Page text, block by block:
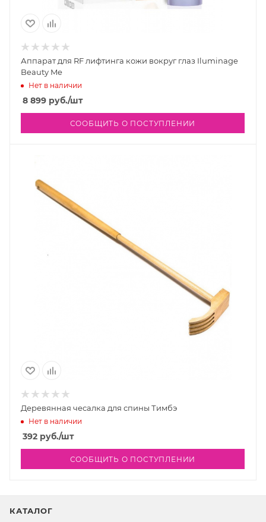
Аппарат для RF лифтинга кожи вокруг глаз Iluminage
Beauty Me
Нет в наличии
8 899 руб./шт
СООБЩИТЬ О ПОСТУПЛЕНИИ
Деревянная чесалка для спины Тимбэ
Нет в наличии
392 руб./шт
СООБЩИТЬ О ПОСТУПЛЕНИИ
КАТАЛОГ